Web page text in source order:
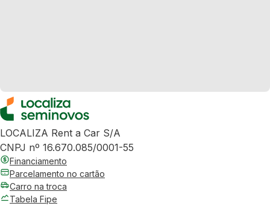
LOCALIZA Rent a Car S/A
CNPJ nº 16.670.085/0001-55
Financiamento
Parcelamento no cartão
Carro na troca
Tabela Fipe